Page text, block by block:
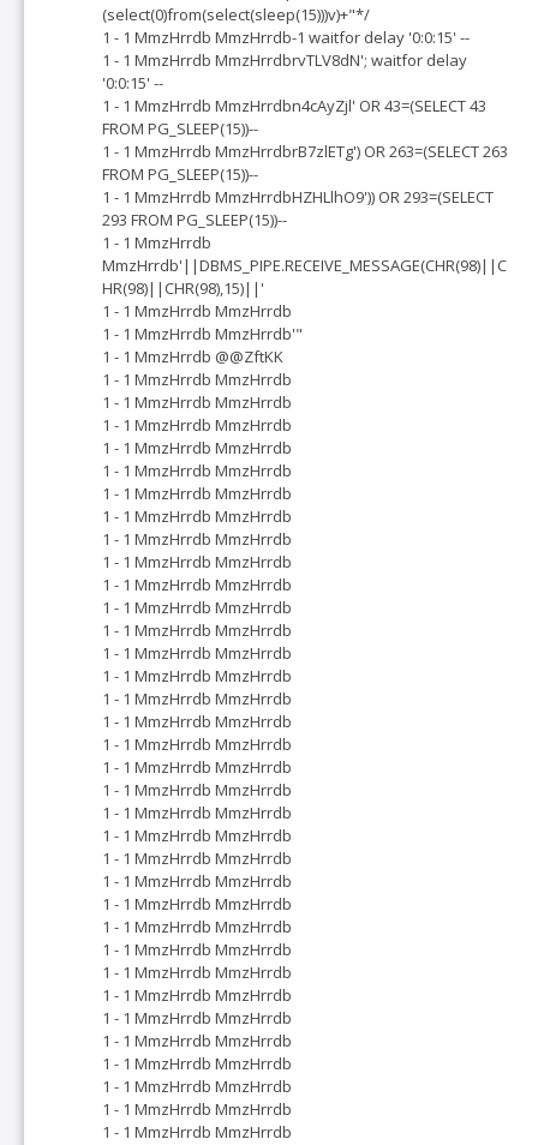
(select(0)from(select(sleep(15)))v)+"*/
1 - 1 MmzHrrdb MmzHrrdb-1 waitfor delay '0:0:15' --
1 - 1 MmzHrrdb MmzHrrdbrvTLV8dN'; waitfor delay
'0:0:15' --
1 - 1 MmzHrrdb MmzHrrdbn4cAyZjl' OR 43=(SELECT 43
FROM PG_SLEEP(15))--
1 - 1 MmzHrrdb MmzHrrdbrB7zlETg') OR 263=(SELECT 263
FROM PG_SLEEP(15))--
1 - 1 MmzHrrdb MmzHrrdbHZHLlhO9')) OR 293=(SELECT
293 FROM PG_SLEEP(15))--
1 - 1 MmzHrrdb
MmzHrrdb'||DBMS_PIPE.RECEIVE_MESSAGE(CHR(98)||C
HR(98)||CHR(98),15)||'
1 - 1 MmzHrrdb MmzHrrdb
1 - 1 MmzHrrdb MmzHrrdb'"
1 - 1 MmzHrrdb @@ZftKK
1 - 1 MmzHrrdb MmzHrrdb
1 - 1 MmzHrrdb MmzHrrdb
1 - 1 MmzHrrdb MmzHrrdb
1 - 1 MmzHrrdb MmzHrrdb
1 - 1 MmzHrrdb MmzHrrdb
1 - 1 MmzHrrdb MmzHrrdb
1 - 1 MmzHrrdb MmzHrrdb
1 - 1 MmzHrrdb MmzHrrdb
1 - 1 MmzHrrdb MmzHrrdb
1 - 1 MmzHrrdb MmzHrrdb
1 - 1 MmzHrrdb MmzHrrdb
1 - 1 MmzHrrdb MmzHrrdb
1 - 1 MmzHrrdb MmzHrrdb
1 - 1 MmzHrrdb MmzHrrdb
1 - 1 MmzHrrdb MmzHrrdb
1 - 1 MmzHrrdb MmzHrrdb
1 - 1 MmzHrrdb MmzHrrdb
1 - 1 MmzHrrdb MmzHrrdb
1 - 1 MmzHrrdb MmzHrrdb
1 - 1 MmzHrrdb MmzHrrdb
1 - 1 MmzHrrdb MmzHrrdb
1 - 1 MmzHrrdb MmzHrrdb
1 - 1 MmzHrrdb MmzHrrdb
1 - 1 MmzHrrdb MmzHrrdb
1 - 1 MmzHrrdb MmzHrrdb
1 - 1 MmzHrrdb MmzHrrdb
1 - 1 MmzHrrdb MmzHrrdb
1 - 1 MmzHrrdb MmzHrrdb
1 - 1 MmzHrrdb MmzHrrdb
1 - 1 MmzHrrdb MmzHrrdb
1 - 1 MmzHrrdb MmzHrrdb
1 - 1 MmzHrrdb MmzHrrdb
1 - 1 MmzHrrdb MmzHrrdb
1 - 1 MmzHrrdb MmzHrrdb